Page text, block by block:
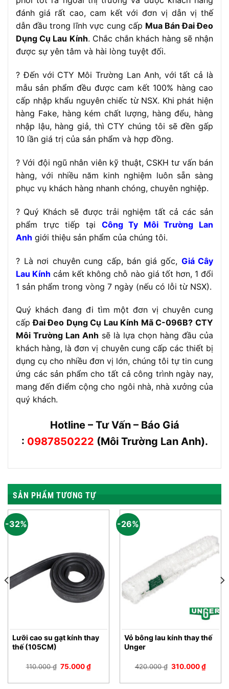
đánh giá rất cao, cam kết với đơn vị dẫn vị thế
dẫn đầu trong lĩnh vực cung cấp Mua Bán Đai Đeo
Dụng Cụ Lau Kính. Chắc chắn khách hàng sẽ nhận
được sự yên tâm và hài lòng tuyệt đối.
? Đến với CTY Môi Trường Lan Anh, với tất cả là
mẫu sản phẩm đều được cam kết 100% hàng cao
cấp nhập khẩu nguyên chiếc từ NSX. Khi phát hiện
hàng Fake, hàng kém chất lượng, hàng đểu, hàng
nhập lậu, hàng giả, thì CTY chúng tôi sẽ đền gấp
10 lần giá trị của sản phẩm và hợp đồng.
? Với đội ngũ nhân viên kỹ thuật, CSKH tư vấn bán
hàng, với nhiều năm kinh nghiệm luôn sẵn sàng
phục vụ khách hàng nhanh chóng, chuyên nghiệp.
? Quý Khách sẽ được trải nghiệm tất cả các sản
phẩm trực tiếp tại Công Ty Môi Trường Lan
Anh giới thiệu sản phẩm của chúng tôi.
? Là nơi chuyên cung cấp, bán giá gốc, Giá Cây
Lau Kính cảm kết không chỗ nào giá tốt hơn, 1 đổi
1 sản phẩm trong vòng 7 ngày (nếu có lỗi từ NSX).
Quý khách đang đi tìm một đơn vị chuyên cung
cấp Đai Đeo Dụng Cụ Lau Kính Mã C-096B? CTY
Môi Trường Lan Anh sẽ là lựa chọn hàng đầu của
khách hàng, là đơn vị chuyên cung cấp các thiết bị
dụng cụ cho nhiều đơn vị lớn, chúng tôi tự tin cung
ứng các sản phẩm cho tất cả công trình ngày nay,
mang đến điểm cộng cho ngôi nhà, nhà xưởng của
quý khách.
Hotline – Tư Vấn – Báo Giá
: 0987850222 (Môi Trường Lan Anh).
SẢN PHẨM TƯƠNG TỰ
-32%
Lưỡi cao su gạt kính thay
thế (105CM)
110.000₫ Giá
110.000 ₫.
75.000₫Giá
là:
-26%
Vỏ bông lau kính thay thế
Unger
420.000₫ Giá
420.000 ₫.
310.000₫Giá
là: